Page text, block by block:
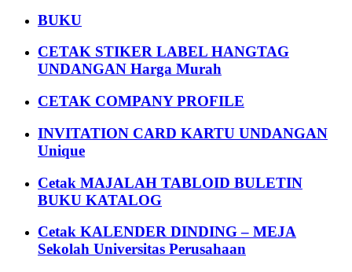
BUKU
CETAK STIKER LABEL HANGTAG
UNDANGAN Harga Murah
CETAK COMPANY PROFILE
INVITATION CARD KARTU UNDANGAN
Unique
Cetak MAJALAH TABLOID BULETIN
BUKU KATALOG
Cetak KALENDER DINDING – MEJA
Sekolah Universitas Perusahaan